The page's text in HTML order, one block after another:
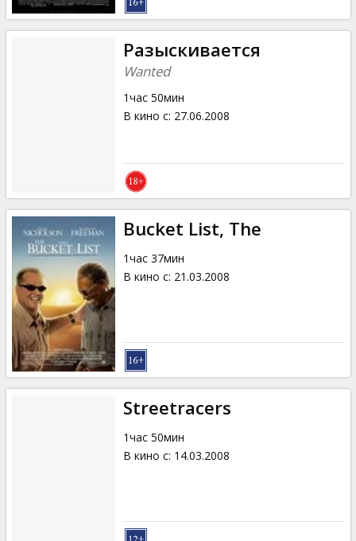
Разыскивается
Wanted
1час 50мин
В кино с: 27.06.2008
Bucket List, The
1час 37мин
В кино с: 21.03.2008
Streetracers
1час 50мин
В кино с: 14.03.2008